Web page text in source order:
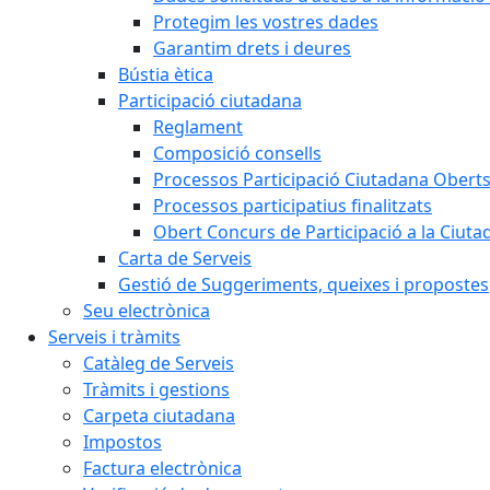
Protegim les vostres dades
Garantim drets i deures
Bústia ètica
Participació ciutadana
Reglament
Composició consells
Processos Participació Ciutadana Oberts
Processos participatius finalitzats
Obert Concurs de Participació a la
Carta de Serveis
Gestió de Suggeriments, queixes i propostes
Seu electrònica
Serveis i tràmits
Catàleg de Serveis
Tràmits i gestions
Carpeta ciutadana
Impostos
Factura electrònica